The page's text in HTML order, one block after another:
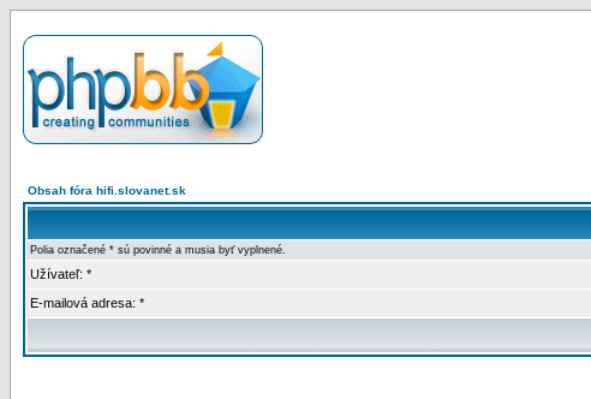
Obsah fóra hifi.slovanet.sk
Polia označené * sú povinné a musia byť vyplnené.
Užívateľ: *
E-mailová adresa: *